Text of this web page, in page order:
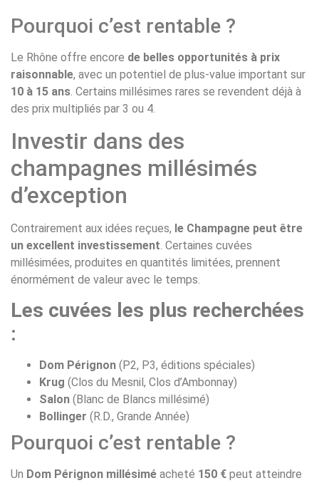
Pourquoi c’est rentable ?
Le Rhône offre encore de belles opportunités à prix
raisonnable, avec un potentiel de plus-value important sur
10 à 15 ans . Certains millésimes rares se revendent déjà à
des prix multipliés par 3 ou 4.
Investir dans des
champagnes millésimés
d’exception
Contrairement aux idées reçues, le Champagne peut être
un excellent investissement. Certaines cuvées
millésimées, produites en quantités limitées, prennent
énormément de valeur avec le temps.
Les cuvées les plus recherchées
:
Dom Pérignon (P2, P3, éditions spéciales)
Krug (Clos du Mesnil, Clos d’Ambonnay)
Salon (Blanc de Blancs millésimé)
Bollinger (R.D., Grande Année)
Pourquoi c’est rentable ?
Un Dom Pérignon millésimé acheté 150 € peut atteindre